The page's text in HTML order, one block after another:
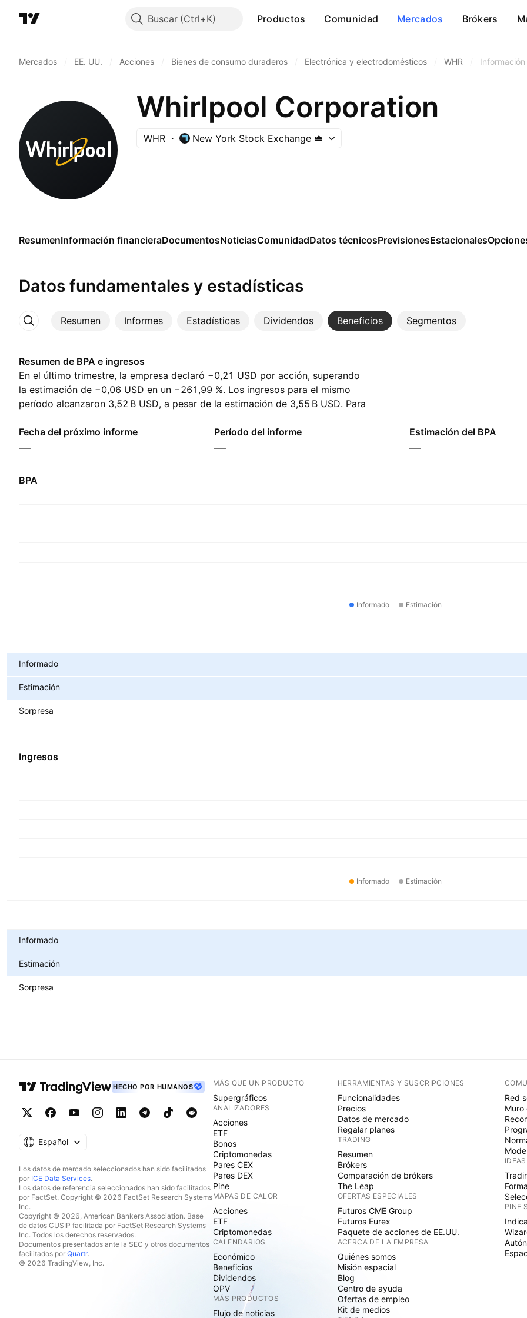
Buscar Productos Comunidad Mercados Brókers
Mercados EE. UU. Acciones Bienes de consumo duraderos Electrónica y electrodomésticos WHR
Whirlpool Corporation
WHR New York Stock Exchange
ResumenInformación financieraDocumentosNoticiasComunidadDatos técnicosPrevisionesEstacionales
Datos fundamentales y estadísticas
Resumen Informes Estadísticas Dividendos Beneficios Segmentos
Más
Resumen de BPA e ingresos
En el último trimestre, la empresa declaró −0,21 USD por acción, superando
la estimación de −0,06 USD en un −261,99 %. Los ingresos para el mismo
período alcanzaron ‪3,52 B‬ USD, a pesar de la estimación de ‪3,55 B‬ USD. Para
y ‪3,98 B‬ USD en ingresos.
Fecha del próximo informe
—
Período del informe
—
Estimación del BPA
—
BPA
Informado Estimación
Informado
Estimación
Sorpresa
Ingresos
Informado Estimación
Informado
Estimación
Sorpresa
HECHO POR HUMANOS
Español
Los datos de mercado seleccionados han sido facilitados
por ICE Data Services.
Los datos de referencia seleccionados han sido facilitados
por FactSet. Copyright © 2026 FactSet Research Systems
Inc.
Copyright © 2026, American Bankers Association. Base
de datos CUSIP facilitada por FactSet Research Systems
Inc. Todos los derechos reservados.
Documentos presentados ante la SEC y otros documentos
facilitados por Quartr.
© 2026 TradingView, Inc.
MÁS QUE UN PRODUCTO
Supergráficos
ANALIZADORES
Acciones
ETF
Bonos
Criptomonedas
Pares CEX
Pares DEX
Pine
MAPAS DE CALOR
Acciones
ETF
Criptomonedas
CALENDARIOS
Económico
Beneficios
Dividendos
OPV
MÁS PRODUCTOS
Flujo de noticias
HERRAMIENTAS Y SUSCRIPCIONES
Funcionalidades
Precios
Datos de mercado
Regalar planes
TRADING
Resumen
Brókers
Comparación de brókers
The Leap
OFERTAS ESPECIALES
Futuros CME Group
Futuros Eurex
Paquete de acciones de EE.UU.
ACERCA DE LA EMPRESA
Quiénes somos
Misión espacial
Blog
Centro de ayuda
Ofertas de empleo
Kit de medios
Red
Muro
IDEAS
PINE